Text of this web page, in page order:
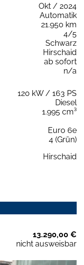
Okt / 2024
Automatik
21.950 km
4/5
Schwarz
Hirschaid
ab sofort
n/a
120 kW / 163 PS
Diesel
1.995 cm³
Euro 6e
4 (Grün)
Hirschaid
13.290,00 €
nicht ausweisbar